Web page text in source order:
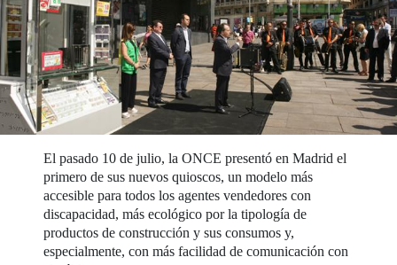
El pasado 10 de julio, la ONCE presentó en Madrid el
primero de sus nuevos quioscos, un modelo más
accesible para todos los agentes vendedores con
discapacidad, más ecológico por la tipología de
productos de construcción y sus consumos y,
especialmente, con más facilidad de comunicación con